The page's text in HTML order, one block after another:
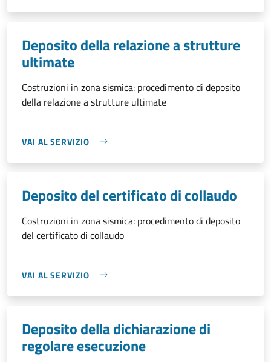
Deposito della relazione a strutture
ultimate
Costruzioni in zona sismica: procedimento di deposito
della relazione a strutture ultimate
VAI AL SERVIZIO
Deposito del certificato di collaudo
Costruzioni in zona sismica: procedimento di deposito
del certificato di collaudo
VAI AL SERVIZIO
Deposito della dichiarazione di
regolare esecuzione